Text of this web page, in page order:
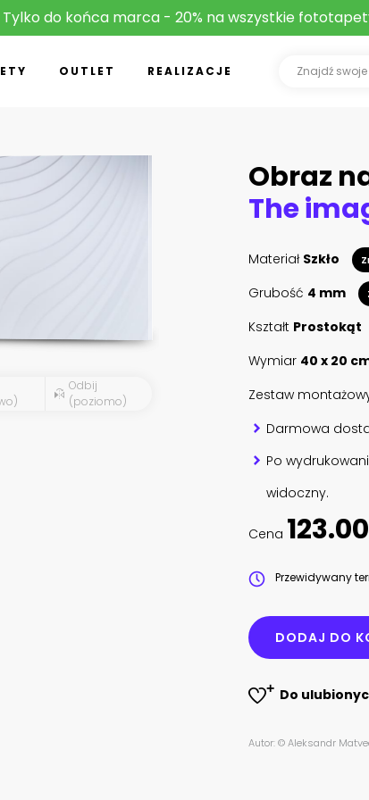
Tylko do końca marca - 20% na wszystkie
OUTLET REALIZACJE
Odbij
(poziomo)
Obraz
The
Materiał Szkło
Grubość 4 mm
Kształt Prostokąt
Wymiar 40 x 20
Zestaw
Darmowa
Po
widoczny.
Cena
Przewidywany
DODAJ DO
Do
Autor: © Aleksandr